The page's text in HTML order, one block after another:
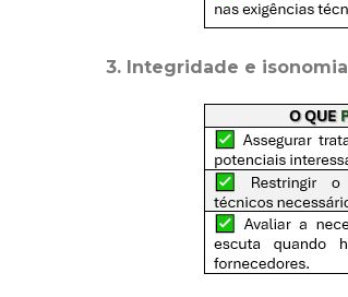
3. Integridade e isonomia